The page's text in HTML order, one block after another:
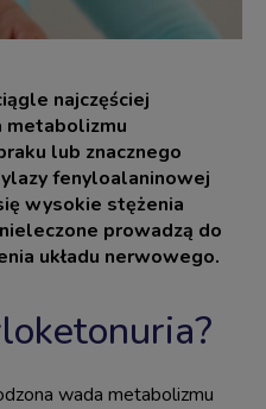
najczęściej
metabolizmu
lub znacznego
fenyloalaninowej
wysokie stężenia
prowadzą do
układu nerwowego.
wada metabolizmu